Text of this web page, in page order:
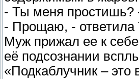
- Ты меня простишь?
- Прощаю, - ответила
Муж прижал ее к
её подсознании
«Подкаблучник – это